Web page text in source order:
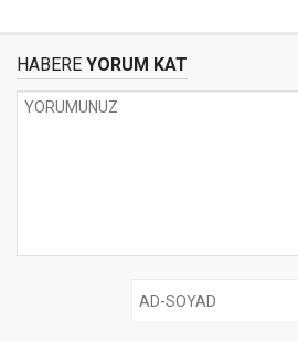
HABERE YORUM KAT